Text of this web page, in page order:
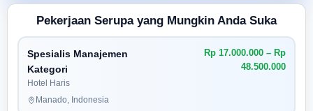
Pekerjaan Serupa yang Mungkin Anda Suka
Spesialis Manajemen
Kategori
Hotel Haris
Rp 17.000.000 – Rp
48.500.000
Manado, Indonesia